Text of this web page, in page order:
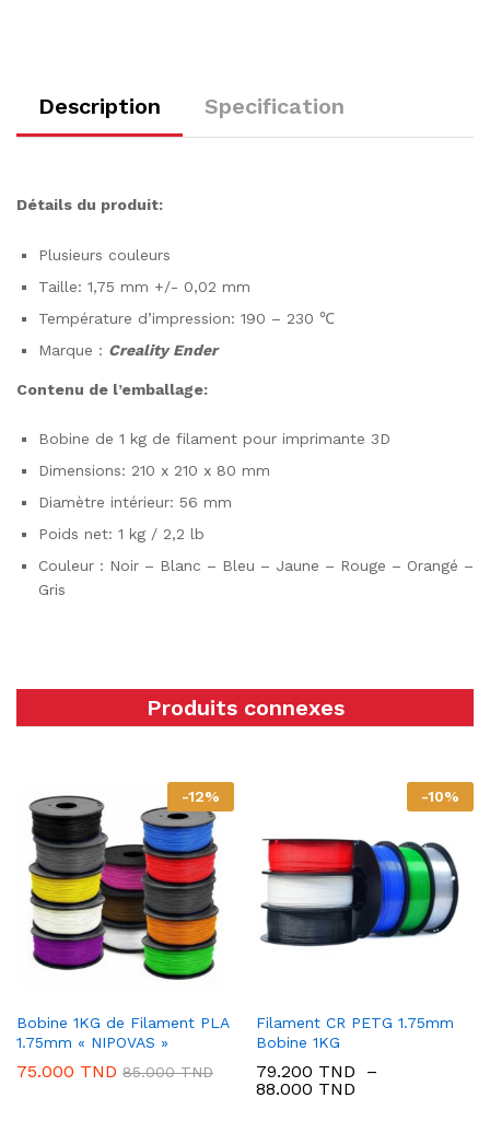
Description Specification
Détails du produit:
Plusieurs couleurs
Taille: 1,75 mm +/- 0,02 mm
Température d’impression: 190 – 230 ℃
Marque : Creality Ender
Contenu de l’emballage:
Bobine de 1 kg de filament pour imprimante 3D
Dimensions: 210 x 210 x 80 mm
Diamètre intérieur: 56 mm
Poids net: 1 kg / 2,2 lb
Couleur : Noir – Blanc – Bleu – Jaune – Rouge – Orangé –
Gris
Produits connexes
-12%
Bobine 1KG de Filament PLA
1.75mm « NIPOVAS »
75.000 TND 85.000TND
-10%
Filament CR PETG 1.75mm
Bobine 1KG
79.200 TND
–
88.000 TND